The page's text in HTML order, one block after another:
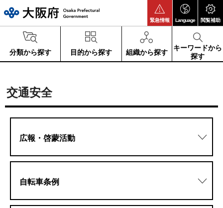
緊急情報 Language 閲覧補助
分類から探す 目的から探す 組織から探す
キーワードから
探す
交通安全
広報・啓蒙活動
自転車条例